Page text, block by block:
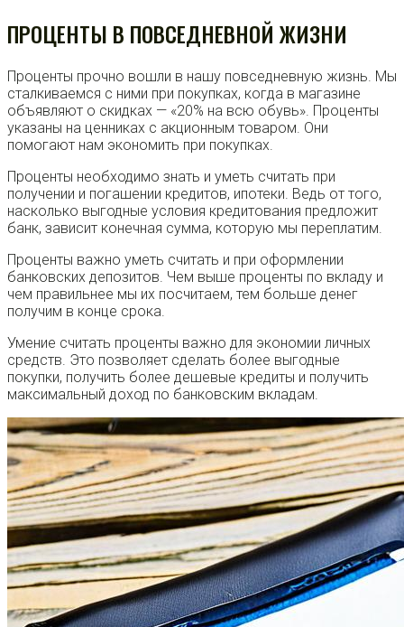
ПРОЦЕНТЫ В ПОВСЕДНЕВНОЙ ЖИЗНИ
Проценты прочно вошли в нашу повседневную жизнь. Мы
сталкиваемся с ними при покупках, когда в магазине
объявляют о скидках — «20% на всю обувь». Проценты
указаны на ценниках с акционным товаром. Они
помогают нам экономить при покупках.
Проценты необходимо знать и уметь считать при
получении и погашении кредитов, ипотеки. Ведь от того,
насколько выгодные условия кредитования предложит
банк, зависит конечная сумма, которую мы переплатим.
Проценты важно уметь считать и при оформлении
банковских депозитов. Чем выше проценты по вкладу и
чем правильнее мы их посчитаем, тем больше денег
получим в конце срока.
Умение считать проценты важно для экономии личных
средств. Это позволяет сделать более выгодные
покупки, получить более дешевые кредиты и получить
максимальный доход по банковским вкладам.